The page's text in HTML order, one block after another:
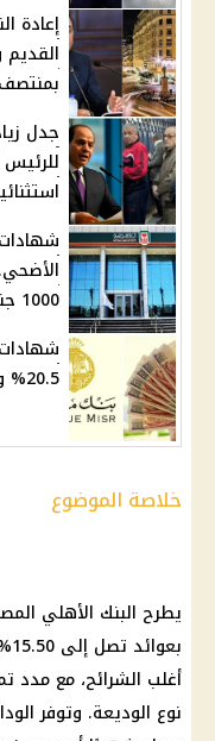
1000 جنيه
20.5% وخيارات ادخار متنوعة للعملاء
خلاصة الموضوع
نوع الوديعة. وتوفر